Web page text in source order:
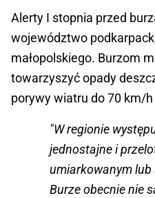
Alerty I stopnia przed
województwo
małopolskiego. Burzom
towarzyszyć opady
porywy wiatru do 70 km/
"W regionie
jednostajne i
umiarkowanym lub
Burze obecnie nie